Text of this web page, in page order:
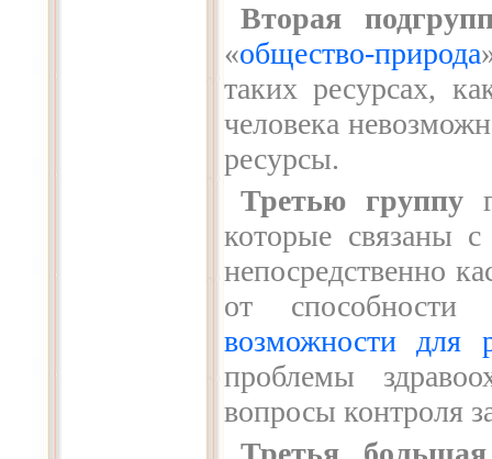
Вторая
«общество-природа
таких ресурсах,
человека
ресурсы.
Третью группу
которые связаны
непосредственно
от способности
возможности для
проблемы
вопросы контроля